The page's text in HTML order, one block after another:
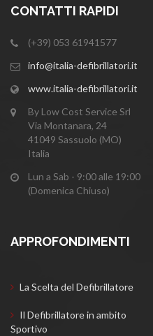
CONTATTI RAPIDI
(+39) 053 61941577
info@italia-defibrillatori.it
www.italia-defibrillatori.it
By Low Cost Service Srl
Via Montanara, 24
41049 Sassuolo (MO)
Italia
Lun a Sab - 9:00 alle 19:00
(Domenica Chiuso)
APPROFONDIMENTI
La Scelta del Defibrillatore
Il Defibrillatore in ambito
Sportivo